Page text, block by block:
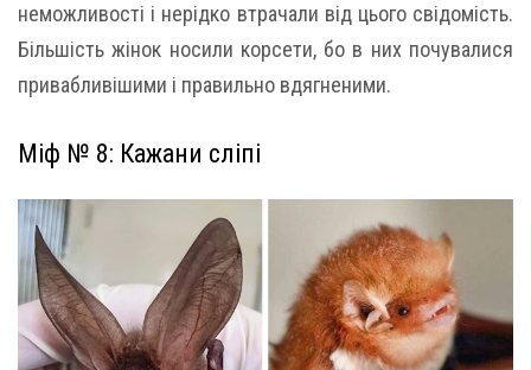
неможливості і нерідко втрачали від цього свідомість.
Більшість жінок носили корсети, бо в них почувалися
привабливішими і правильно вдягненими.
Міф № 8: Кажани сліпі